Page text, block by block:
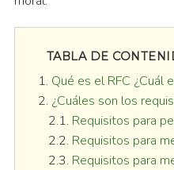
TABLA DE
Qué es el RFC ¿Cuál
¿Cuáles son los
Requisitos para
Requisitos para
Requisitos para